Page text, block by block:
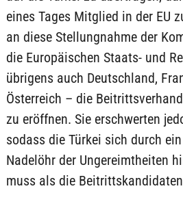
eines Tages Mitglied in der EU
an diese Stellungnahme der
die Europäischen Staats- und
übrigens auch Deutschland,
Österreich – die
zu eröffnen. Sie erschwerten
sodass die Türkei sich durch
Nadelöhr der Ungereimtheiten
muss als die